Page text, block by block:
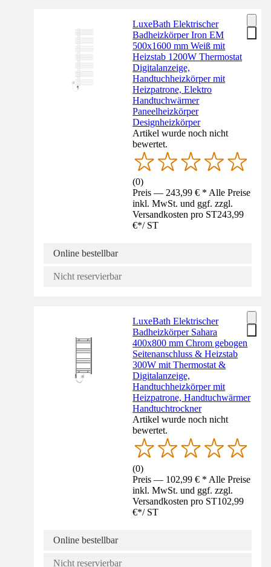
LuxeBath Elektrischer
Badheizkörper Iron EM
500x1600 mm Weiß mit
Heizstab 1200W Thermostat
Digitalanzeige,
Handtuchheizkörper mit
Heizpatrone, Elektro
Handtuchwärmer
Paneelheizkörper
Designheizkörper
Artikel wurde noch nicht
bewertet.
(0)
Preis — 243,99 € * Alle Preise
inkl. MwSt. und ggf. zzgl.
Versandkosten pro ST243,99
€*/ ST
Online bestellbar
Nicht reservierbar
LuxeBath Elektrischer
Badheizkörper Sahara
400x800 mm Chrom gebogen
Seitenanschluss & Heizstab
300W mit Thermostat &
Digitalanzeige,
Handtuchheizkörper mit
Heizpatrone, Handtuchwärmer
Handtuchtrockner
Artikel wurde noch nicht
bewertet.
(0)
Preis — 102,99 € * Alle Preise
inkl. MwSt. und ggf. zzgl.
Versandkosten pro ST102,99
€*/ ST
Online bestellbar
Nicht reservierbar